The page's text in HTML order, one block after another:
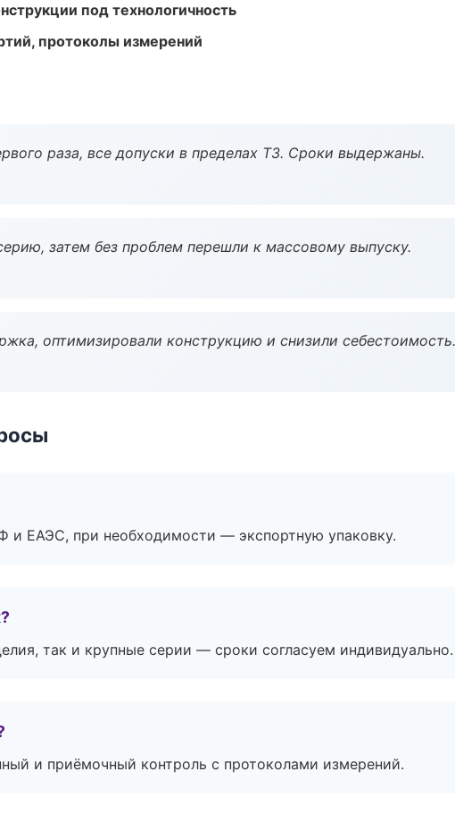
под технологичность
протоколы измерений
раза, все допуски в пределах ТЗ. Сроки выдержаны.
затем без проблем перешли к массовому выпуску.
оптимизировали конструкцию и снизили себестоимость.
и ЕАЭС, при необходимости — экспортную упаковку.
так и крупные серии — сроки согласуем индивидуально.
и приёмочный контроль с протоколами измерений.